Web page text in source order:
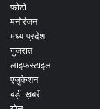
फोटो
मनोरंजन
मध्य प्रदेश
गुजरात
लाइफस्टाइल
एजुकेशन
बड़ी ख़बरें